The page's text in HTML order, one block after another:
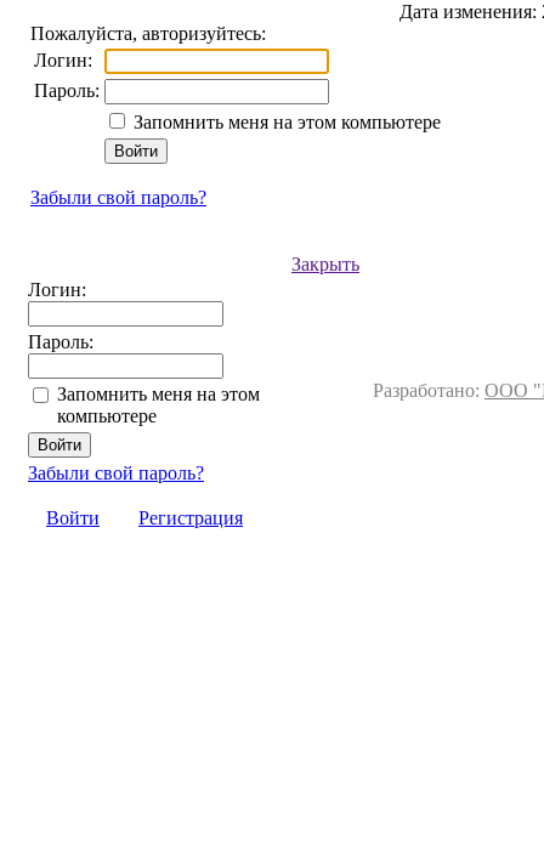
Дата изменения:
Пожалуйста, авторизуйтесь:
Логин:
Пароль:
Запомнить меня на этом компьютере
Забыли свой пароль?
Закрыть
Логин:
Пароль:
Запомнить меня на этом
компьютере
Забыли свой пароль?
Войти Регистрация
Разработано: ООО